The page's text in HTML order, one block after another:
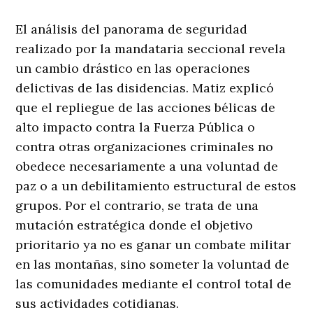
El análisis del panorama de seguridad
realizado por la mandataria seccional revela
un cambio drástico en las operaciones
delictivas de las disidencias. Matiz explicó
que el repliegue de las acciones bélicas de
alto impacto contra la Fuerza Pública o
contra otras organizaciones criminales no
obedece necesariamente a una voluntad de
paz o a un debilitamiento estructural de estos
grupos. Por el contrario, se trata de una
mutación estratégica donde el objetivo
prioritario ya no es ganar un combate militar
en las montañas, sino someter la voluntad de
las comunidades mediante el control total de
sus actividades cotidianas.